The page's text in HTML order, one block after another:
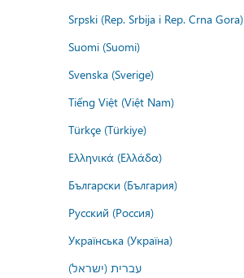
Srpski (Rep. Srbija i Rep. Crna Gora)
Suomi (Suomi)
Svenska (Sverige)
Tiếng Việt (Việt Nam)
Türkçe (Türkiye)
Ελληνικά (Ελλάδα)
Български (България)
Русский (Россия)
Українська (Україна)
עברית (ישראל)